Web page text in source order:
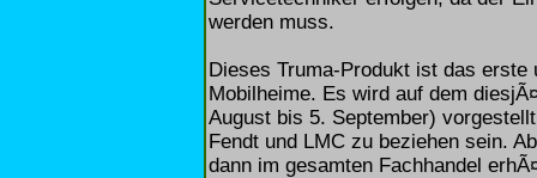
werden muss.
Dieses Truma-Produkt ist das
Mobilheime. Es wird auf dem
August bis 5. September)
Fendt und LMC zu beziehen sein.
dann im gesamten Fachhandel